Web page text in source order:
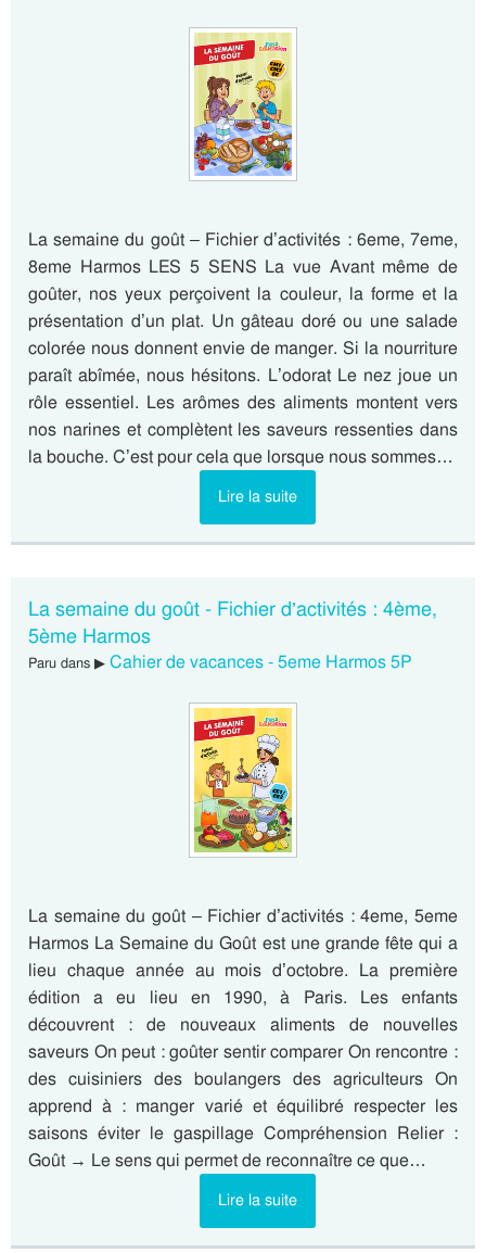
La semaine du goût – Fichier d’activités : 6eme, 7eme,
8eme Harmos LES 5 SENS La vue Avant même de
goûter, nos yeux perçoivent la couleur, la forme et la
présentation d’un plat. Un gâteau doré ou une salade
colorée nous donnent envie de manger. Si la nourriture
paraît abîmée, nous hésitons. L’odorat Le nez joue un
rôle essentiel. Les arômes des aliments montent vers
nos narines et complètent les saveurs ressenties dans
la bouche. C’est pour cela que lorsque nous sommes…
Lire la suite
La semaine du goût - Fichier d’activités : 4ème,
5ème Harmos
Paru dans ▶ Cahier de vacances - 5eme Harmos 5P
La semaine du goût – Fichier d’activités : 4eme, 5eme
Harmos La Semaine du Goût est une grande fête qui a
lieu chaque année au mois d’octobre. La première
édition a eu lieu en 1990, à Paris. Les enfants
découvrent : de nouveaux aliments de nouvelles
saveurs On peut : goûter sentir comparer On rencontre :
des cuisiniers des boulangers des agriculteurs On
apprend à : manger varié et équilibré respecter les
saisons éviter le gaspillage Compréhension Relier :
Goût → Le sens qui permet de reconnaître ce que…
Lire la suite